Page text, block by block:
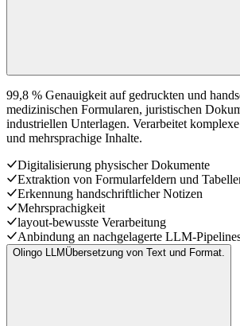
99,8 % Genauigkeit auf gedruckten und
medizinischen Formularen, juristischen
industriellen Unterlagen. Verarbeitet
und mehrsprachige Inhalte.
Digitalisierung physischer Dokumente
Extraktion von Formularfeldern und
Erkennung handschriftlicher Notizen
Mehrsprachigkeit
layout-bewusste Verarbeitung
Anbindung an nachgelagerte LLM-
Olingo LLM Übersetzung von Text und Format.